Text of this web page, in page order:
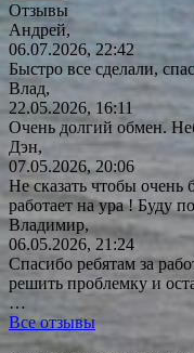
Отзывы
Андрей,
06.07.2026, 22:42
Быстро все сделали,
Влад,
22.05.2026, 16:11
Очень долгий обмен.
Дэн,
07.05.2026, 20:06
Не сказать чтобы
работает на ура ! Буду
Владимир,
06.05.2026, 21:24
Спасибо ребятам за
решить проблемку и
…
Все отзывы